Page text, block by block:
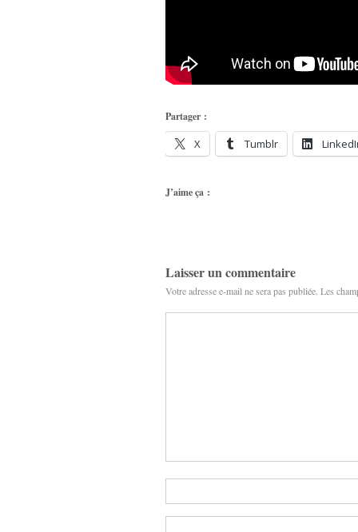
Partager :
X Tumblr
J’aime ça :
Laisser un commentaire
Votre adresse e-mail ne sera pas publiée. Les